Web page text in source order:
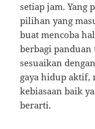
setiap jam. Yang
pilihan yang
buat mencoba
berbagi
sesuaikan
gaya hidup aktif,
kebiasaan baik
berarti.